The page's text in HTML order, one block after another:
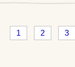
1 2 3